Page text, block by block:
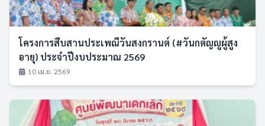
โครงการสืบสานประเพณีวันสงกรานต์ (#วันกตัญญูผู้สูง
อายุ) ประจำปีงบประมาณ 2569
10 เม.ย. 2569